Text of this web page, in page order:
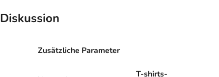
Diskussion
Zusätzliche Parameter
T-shirts-